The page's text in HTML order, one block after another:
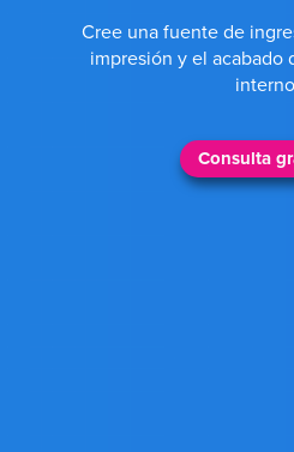
Cree una fuente de
impresión y el acabado
Consulta